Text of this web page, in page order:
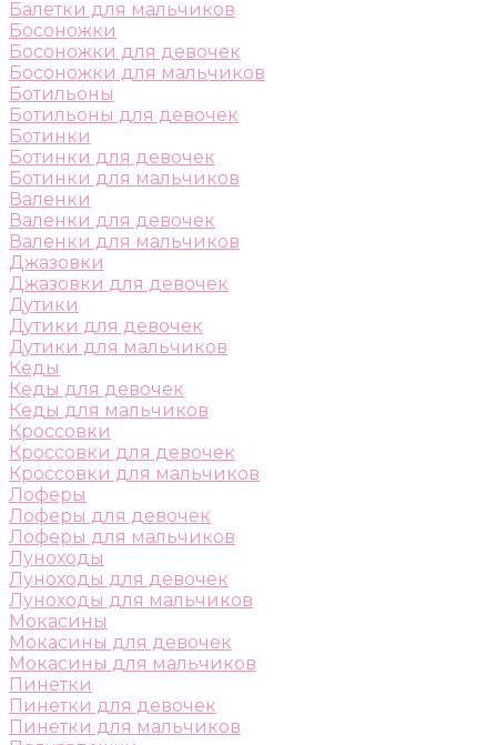
Балетки для мальчиков
Босоножки
Босоножки для девочек
Босоножки для мальчиков
Ботильоны
Ботильоны для девочек
Ботинки
Ботинки для девочек
Ботинки для мальчиков
Валенки
Валенки для девочек
Валенки для мальчиков
Джазовки
Джазовки для девочек
Дутики
Дутики для девочек
Дутики для мальчиков
Кеды
Кеды для девочек
Кеды для мальчиков
Кроссовки
Кроссовки для девочек
Кроссовки для мальчиков
Лоферы
Лоферы для девочек
Лоферы для мальчиков
Луноходы
Луноходы для девочек
Луноходы для мальчиков
Мокасины
Мокасины для девочек
Мокасины для мальчиков
Пинетки
Пинетки для девочек
Пинетки для мальчиков